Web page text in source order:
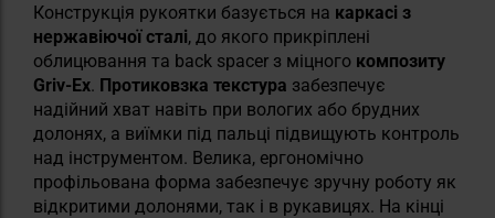
Конструкція рукоятки базується на каркасі з
нержавіючої сталі, до якого прикріплені
облицювання та back spacer з міцного композиту
Griv-Ex. Протиковзка текстура забезпечує
надійний хват навіть при вологих або брудних
долонях, а виїмки під пальці підвищують контроль
над інструментом. Велика, ергономічно
профільована форма забезпечує зручну роботу як
відкритими долонями, так і в рукавицях. На кінці